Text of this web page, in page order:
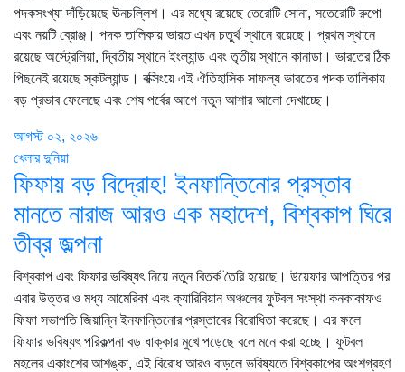
পদকসংখ্যা দাঁড়িয়েছে ঊনচল্লিশ। এর মধ্যে রয়েছে তেরোটি সোনা, সতেরোটি রুপো
এবং নয়টি ব্রোঞ্জ। পদক তালিকায় ভারত এখন চতুর্থ স্থানে রয়েছে। প্রথম স্থানে
রয়েছে অস্ট্রেলিয়া, দ্বিতীয় স্থানে ইংল্যান্ড এবং তৃতীয় স্থানে কানাডা। ভারতের ঠিক
পিছনেই রয়েছে স্কটল্যান্ড। বক্সিংয়ে এই ঐতিহাসিক সাফল্য ভারতের পদক তালিকায়
বড় প্রভাব ফেলেছে এবং শেষ পর্বের আগে নতুন আশার আলো দেখাচ্ছে।
আগস্ট ০২, ২০২৬
খেলার দুনিয়া
ফিফায় বড় বিদ্রোহ! ইনফান্তিনোর প্রস্তাব
মানতে নারাজ আরও এক মহাদেশ, বিশ্বকাপ ঘিরে
তীব্র জল্পনা
বিশ্বকাপ এবং ফিফার ভবিষ্যৎ নিয়ে নতুন বিতর্ক তৈরি হয়েছে। উয়েফার আপত্তির পর
এবার উত্তর ও মধ্য আমেরিকা এবং ক্যারিবিয়ান অঞ্চলের ফুটবল সংস্থা কনকাকাফও
ফিফা সভাপতি জিয়ান্নি ইনফান্তিনোর প্রস্তাবের বিরোধিতা করেছে। এর ফলে
ফিফার ভবিষ্যৎ পরিকল্পনা বড় ধাক্কার মুখে পড়েছে বলে মনে করা হচ্ছে। ফুটবল
মহলের একাংশের আশঙ্কা, এই বিরোধ আরও বাড়লে ভবিষ্যতে বিশ্বকাপের অংশগ্রহণ